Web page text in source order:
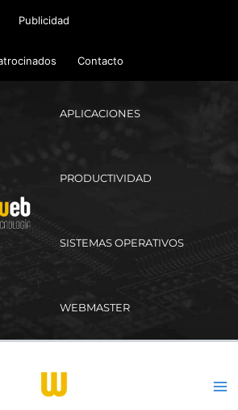
Publicidad
Contacto
APLICACIONES
PRODUCTIVIDAD
SISTEMAS OPERATIVOS
WEBMASTER